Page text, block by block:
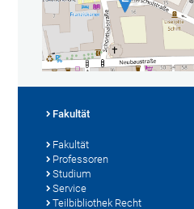
Fakultät
Fakultät
Professoren
Studium
Service
Teilbibliothek Recht